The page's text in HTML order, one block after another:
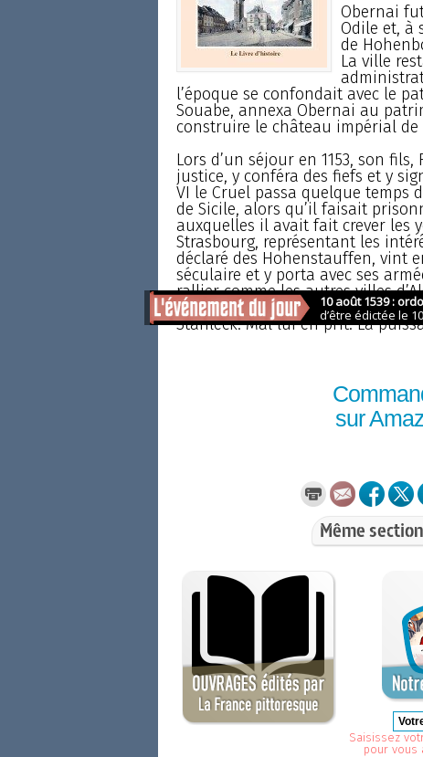
Obernai
Odile et, à
de
La ville
l’époque se confondait avec le
Souabe, annexa Obernai au
construire le château impérial de
Lors d’un séjour en 1153, son
justice, y conféra des fiefs et y
VI le Cruel passa quelque temps
de Sicile, alors qu’il faisait
auxquelles il avait fait crever les
Strasbourg, représentant les
déclaré des Hohenstauffen, vint
séculaire et y porta avec ses
rallier comme les autres villes
embrassa la cause de Walther de
Stahleck. Mal lui en prit. La
sur
Même
Saisissez
pour vous